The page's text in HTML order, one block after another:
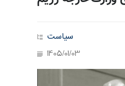
سیاست
1405/01/03